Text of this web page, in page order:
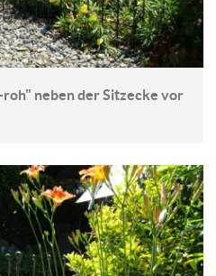
neben der Sitzecke vor